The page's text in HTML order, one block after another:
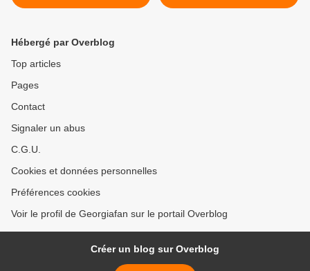
Michael ? !! >
Hébergé par Overblog
Top articles
Pages
Contact
Signaler un abus
C.G.U.
Cookies et données personnelles
Préférences cookies
Voir le profil de Georgiafan sur le portail Overblog
Créer un blog sur Overblog